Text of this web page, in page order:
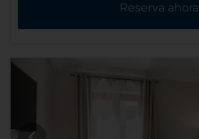
Reserva ahora